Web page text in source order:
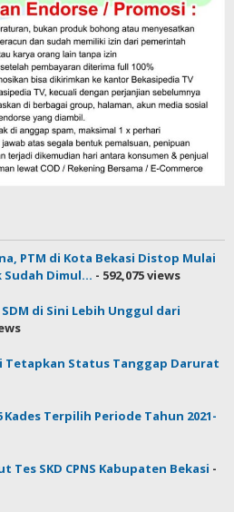
PTM di Kota Bekasi Distop Mulai
Dimul... - 592,075 views
di Sini Lebih Unggul dari
Tetapkan Status Tanggap Darurat
Terpilih Periode Tahun 2021-
Tes SKD CPNS Kabupaten Bekasi -